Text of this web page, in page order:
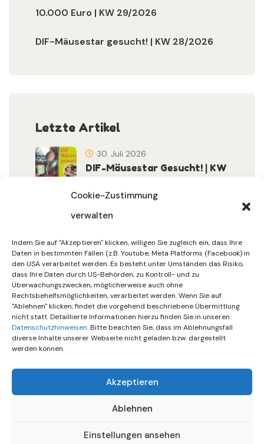
Cookie-Zustimmung
verwalten
Indem Sie auf "Akzeptieren" klicken, willigen Sie zugleich ein, dass Ihre
Daten in bestimmten Fällen (z.B. Youtube, Meta Platforms (Facebook) in
den USA verarbeitet werden. Es besteht unter Umständen das Risiko,
dass Ihre Daten durch US-Behörden, zu Kontroll- und zu
Überwachungszwecken, möglicherweise auch ohne
Rechtsbehelfsmöglichkeiten, verarbeitet werden. Wenn Sie auf
"Ablehnen" klicken, findet die vorgehend beschriebene Übermittlung
nicht statt. Detaillierte Informationen hierzu finden Sie in unseren
Datenschutzhinweisen. Bitte beachten Sie, dass im Ablehnungsfall
diverse Inhalte unserer Webseite nicht geladen bzw. dargestellt
werden können.
Akzeptieren
Ablehnen
Einstellungen ansehen
10.000 Euro | KW 29/2026
DIF-Mäusestar gesucht! | KW 28/2026
Letzte Artikel
DIF-Mäusestar Gesucht! | KW
30. Juli 2026
Sommerferien | KW 31/…
30. Juli 2026
Gemeinsames Friedensgebet
Setzt Zeichen …
15. Juli 2026